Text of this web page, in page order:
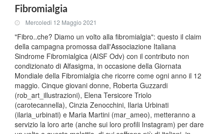
Fibromialgia
Mercoledi 12 Maggio 2021
"Fibro..che? Diamo un volto alla fibromialgia": questo il claim
della campagna promossa dall'Associazione Italiana
Sindrome Fibromialgica (AISF Odv) con il contributo non
condizionato di Alfasigma, in occasione della Giornata
Mondiale della Fibromialgia che ricorre come ogni anno il 12
maggio. Cinque giovani donne, Roberta Guzzardi
(rob_art_illustrazioni), Elena Tersicore Triolo
(carotecannella), Cinzia Zenocchini, Ilaria Urbinati
(ilaria_urbinati) e Maria Martini (mar_ameo), metteranno a
servizio la loro arte (anche sui loro profili Instagram) per dare